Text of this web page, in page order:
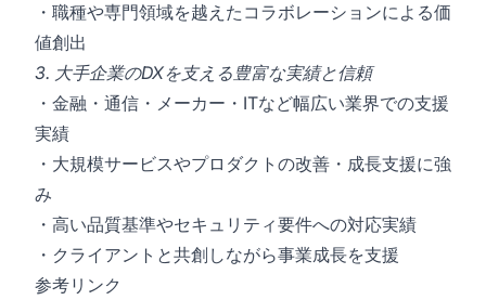
・職種や専門領域を越えたコラボレーションによる価
値創出
3. 大手企業のDXを支える豊富な実績と信頼
・金融・通信・メーカー・ITなど幅広い業界での支援
実績
・大規模サービスやプロダクトの改善・成長支援に強
み
・高い品質基準やセキュリティ要件への対応実績
・クライアントと共創しながら事業成長を支援
参考リンク